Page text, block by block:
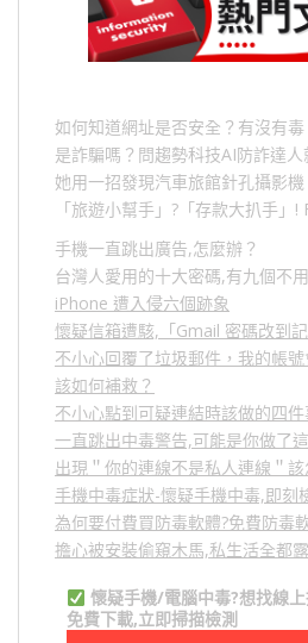
如何知道網址是否安全？有沒有毒
是詐騙嗎？問趨勢科技AI防詐達人
她用一招發現汽車旅館針孔攝影
「旅遊小幫手」 ? 「存款大扒手」 !
手機一直跳出廣告,怎麼辦？
台灣人愛用的十大密碼,有九個不
iPhone 遭入侵六個跡象
懷疑信箱遭駭,「Gmail 密碼改到
不小心回覆了垃圾郵件，我的帳號
該如何補救？
不小心點到可疑連結時該做的四件
一直跳出中毒警告,可能是你做了
出現＂你的連線不是私人連線＂該
手機中毒症狀-懷疑手機中毒,即刻
為何要付費買防毒軟體?免費防毒
擔心被安裝偷窺木馬,私生活全都
懷疑手機/電腦中毒?想找線
免費下載,立即掃描檢測